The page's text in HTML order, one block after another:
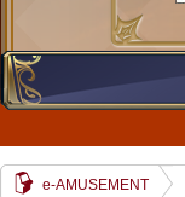
e-AMUSEMENT